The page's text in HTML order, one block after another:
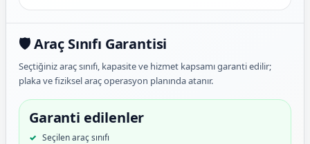
🛡️ Araç Sınıfı Garantisi
Seçtiğiniz araç sınıfı, kapasite ve hizmet kapsamı garanti edilir;
plaka ve fiziksel araç operasyon planında atanır.
Garanti edilenler
Seçilen araç sınıfı